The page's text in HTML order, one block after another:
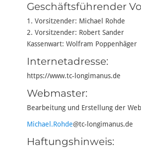
Geschäftsführender
1. Vorsitzender: Michael Rohde
2. Vorsitzender: Robert Sander
Kassenwart: Wolfram Poppenhäger
Internetadresse:
https://www.tc-longimanus.de
Webmaster:
Bearbeitung und Erstellung der
Michael.Rohde@tc-longimanus.de
Haftungshinweis: